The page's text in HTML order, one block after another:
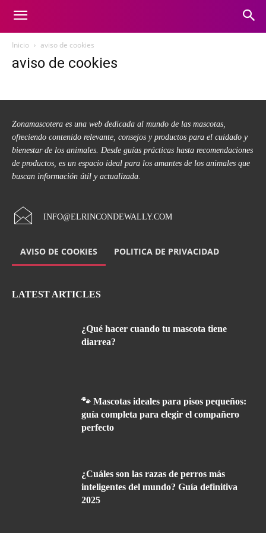
Inicio aviso de cookies
aviso de cookies
Zonamascotera es una web dedicada al mundo de las mascotas,
ofreciendo contenido relevante, consejos y productos para el cuidado y
bienestar de los animales. Desde guías prácticas hasta recomendaciones
de productos, es un espacio ideal para los amantes de los animales que
buscan información útil y actualizada.
INFO@ELRINCONDEWALLY.COM
AVISO DE COOKIES POLITICA DE PRIVACIDAD
LATEST ARTICLES
¿Qué hacer cuando tu mascota tiene
diarrea?
🐾 Mascotas ideales para pisos pequeños:
guía completa para elegir el compañero
perfecto
¿Cuáles son las razas de perros más
inteligentes del mundo? Guía definitiva
2025